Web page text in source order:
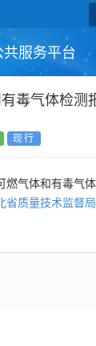
服务平台
行业标准
企业标准
技术委员会
毒气体检测
现行
燃气体和有毒气
省质量技术监督局